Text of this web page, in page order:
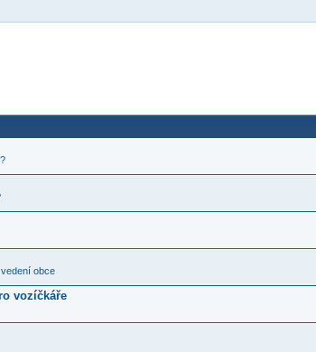
obce
vozíčkáře